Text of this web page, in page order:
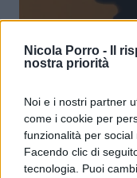
Nicola Porro -
Il
nostra priorità
Noi e i nostri partner
come i cookie per
funzionalità per social
Facendo clic di
tecnologia. Puoi
Gli ultimi
di Paolo Becchi
17 Gennaio 2025,